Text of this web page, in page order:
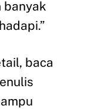
banyak
baca